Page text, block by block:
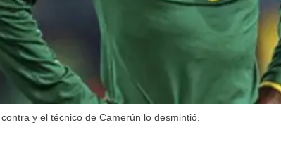
y el técnico de Camerún lo desmintió.